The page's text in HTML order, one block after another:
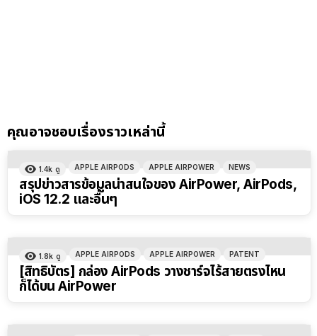
คุณอาจชอบเรื่องราวเหล่านี้
1.4k ดู APPLE AIRPODS APPLE AIRPOWER NEWS
สรุปข่าวสารข้อมูลน่าสนใจของ AirPower, AirPods,
iOS 12.2 และอื่นๆ
1.8k ดู APPLE AIRPODS APPLE AIRPOWER PATENT
[สิทธิบัตร] กล่อง AirPods วางชาร์จไร้สายตรงไหน
ก็ได้บน AirPower